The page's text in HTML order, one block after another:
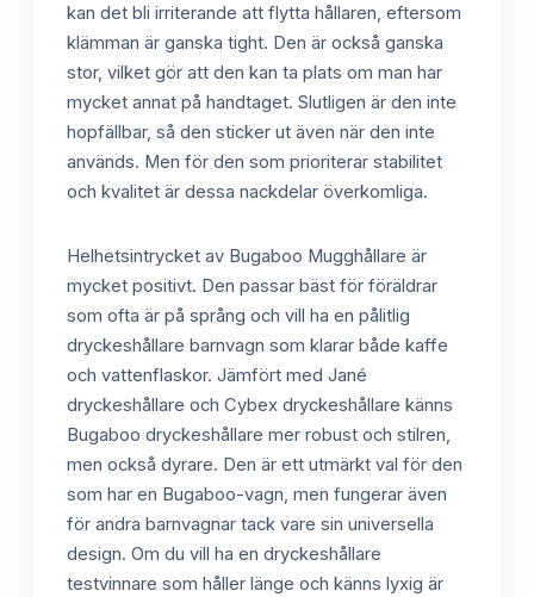
kan det bli irriterande att flytta hållaren, eftersom
klämman är ganska tight. Den är också ganska
stor, vilket gör att den kan ta plats om man har
mycket annat på handtaget. Slutligen är den inte
hopfällbar, så den sticker ut även när den inte
används. Men för den som prioriterar stabilitet
och kvalitet är dessa nackdelar överkomliga.
Helhetsintrycket av Bugaboo Mugghållare är
mycket positivt. Den passar bäst för föräldrar
som ofta är på språng och vill ha en pålitlig
dryckeshållare barnvagn som klarar både kaffe
och vattenflaskor. Jämfört med Jané
dryckeshållare och Cybex dryckeshållare känns
Bugaboo dryckeshållare mer robust och stilren,
men också dyrare. Den är ett utmärkt val för den
som har en Bugaboo-vagn, men fungerar även
för andra barnvagnar tack vare sin universella
design. Om du vill ha en dryckeshållare
testvinnare som håller länge och känns lyxig är